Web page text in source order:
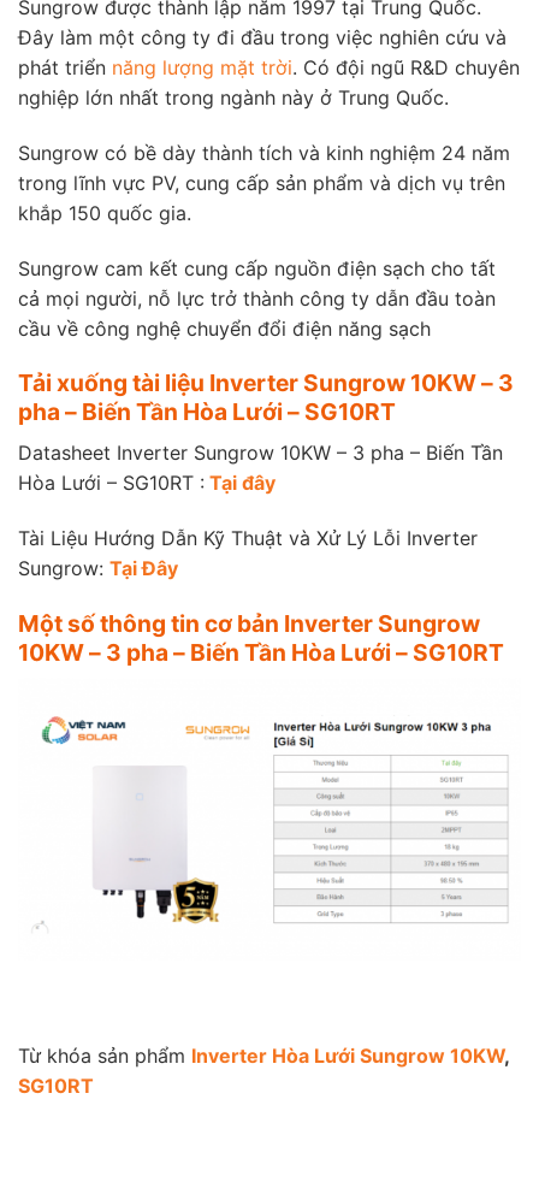
Sungrow được thành lập năm 1997 tại Trung Quốc.
Đây làm một công ty đi đầu trong việc nghiên cứu và
phát triển năng lượng mặt trời. Có đội ngũ R&D chuyên
nghiệp lớn nhất trong ngành này ở Trung Quốc.
Sungrow có bề dày thành tích và kinh nghiệm 24 năm
trong lĩnh vực PV, cung cấp sản phẩm và dịch vụ trên
khắp 150 quốc gia.
Sungrow cam kết cung cấp nguồn điện sạch cho tất
cả mọi người, nỗ lực trở thành công ty dẫn đầu toàn
cầu về công nghệ chuyển đổi điện năng sạch
Tải xuống tài liệu Inverter Sungrow 10KW – 3
pha – Biến Tần Hòa Lưới – SG10RT
Datasheet Inverter Sungrow 10KW – 3 pha – Biến Tần
Hòa Lưới – SG10RT : Tại đây
Tài Liệu Hướng Dẫn Kỹ Thuật và Xử Lý Lỗi Inverter
Sungrow: Tại Đây
Một số thông tin cơ bản Inverter Sungrow
10KW – 3 pha – Biến Tần Hòa Lưới – SG10RT
Từ khóa sản phẩm Inverter Hòa Lưới Sungrow 10KW,
SG10RT